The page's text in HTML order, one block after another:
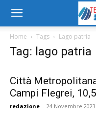
Home Tags Lago patria
Tag: lago patria
Città
Campi Flegrei,
redazione - 24 Novembre 2023